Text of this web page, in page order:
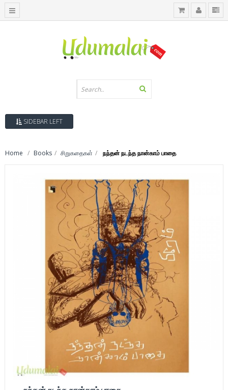
SIDEBAR LEFT
Home Books சிறுகதைகள் நந்தன் நடந்த நான்காம் பாதை